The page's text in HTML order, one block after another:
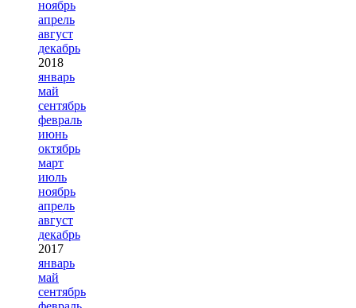
ноябрь
апрель
август
декабрь
2018
январь
май
сентябрь
февраль
июнь
октябрь
март
июль
ноябрь
апрель
август
декабрь
2017
январь
май
сентябрь